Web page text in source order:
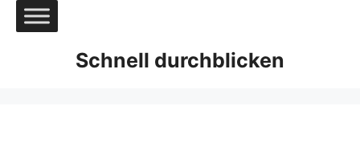
Zum
Inhalt
Schnell durchblicken